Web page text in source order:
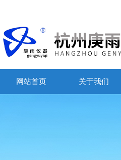
网站首页 关于我们